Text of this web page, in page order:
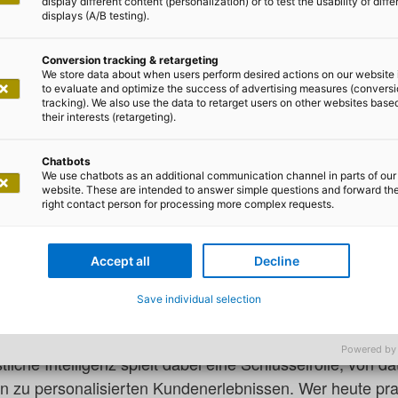
SCANDIC Hotel Frankfurt Hafenpark,
2025
Anpassungsfähigkeit als
sie technologische Innovationen, neue Regularien
meistern. Individualität, Skalierbarkeit und
Maßgeschneiderte Software wird zunehmend
Intelligenz spielt dabei eine Schlüsselrolle, von
zu personalisierten Kundenerlebnissen. Wer heute
displays (A/B testing).
Conversion tracking & retargeting
We store data about when users perform desired actions on our website
to evaluate and optimize the success of advertising measures
tracking). We also use the data to retarget users on other websites
their interests (retargeting).
Chatbots
We use chatbots as an additional communication channel in parts of our
website. These are intended to answer simple questions and forward
right contact person for processing more complex requests.
Accept all Decline
Save individual selection
Powered by